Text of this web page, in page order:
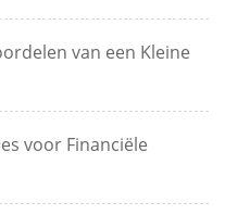
van een Kleine
voor Financiële